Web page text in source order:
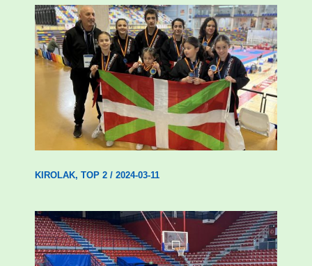
Wadokan garaile Espainiako txapelketan
14 dominarekin
KIROLAK, TOP 2/ 2024-03-11